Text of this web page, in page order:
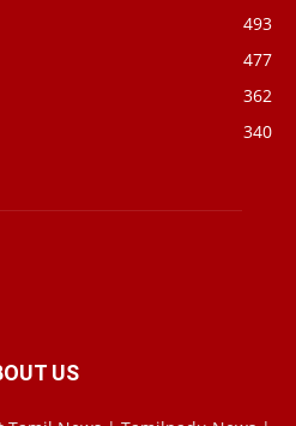
493
477
362
340
US